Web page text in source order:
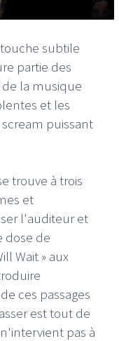
subtile
partie des
la musique
et les
puissant
trouve à trois
et
l'auditeur et
dose de
Wait » aux
ces passages
est tout de
pas à